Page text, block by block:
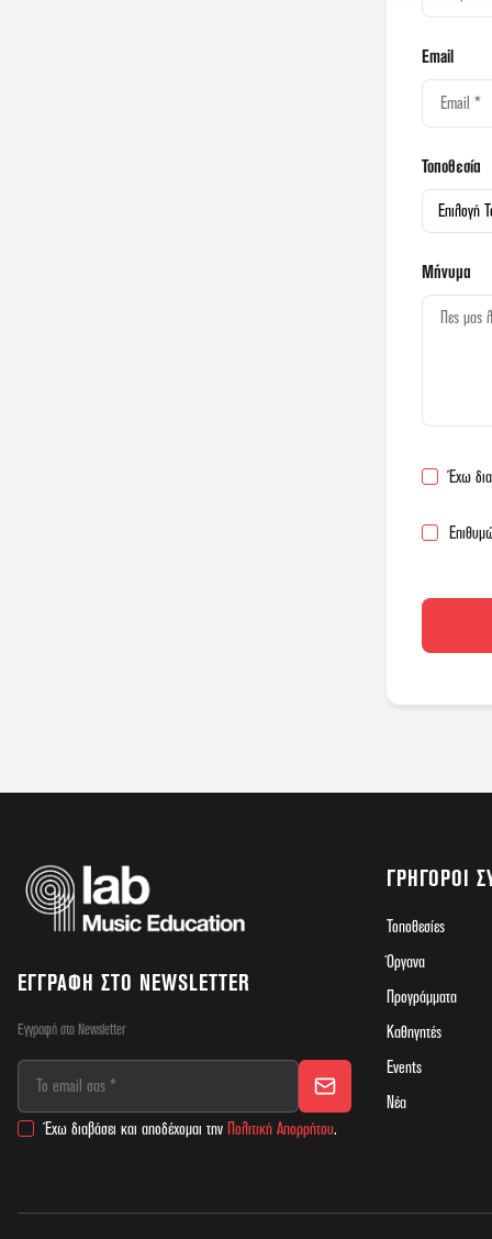
Email
Τοποθεσία
Μήνυμα
Έχω
ΕΓΓΡΑΦΉ ΣΤΟ NEWSLETTER
Εγγραφή στο Newsletter
Έχω διαβάσει και αποδέχομαι την Πολιτική Απορρήτου.
ΓΡΉΓΟΡΟΙ
Τοποθεσίες
Όργανα
Προγράμματα
Καθηγητές
Events
Νέα